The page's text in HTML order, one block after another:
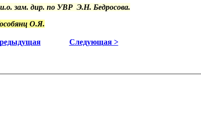
зам. дир. по УВР Э.Н. Бедросова.
О.Я.
Следующая >